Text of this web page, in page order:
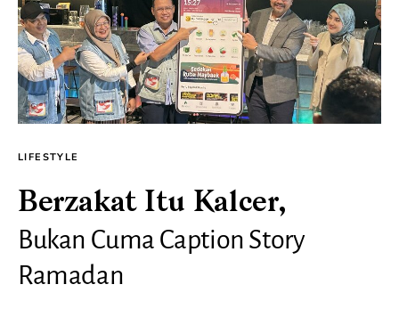
LIFESTYLE
Berzakat Itu Kalcer,
Bukan Cuma Caption Story
Ramadan